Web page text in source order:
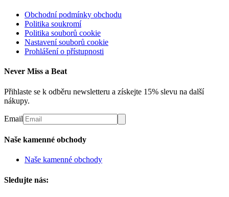
Obchodní podmínky obchodu
Politika soukromí
Politika souborů cookie
Nastavení souborů cookie
Prohlášení o přístupnosti
Never Miss a Beat
Přihlaste se k odběru newsletteru a získejte 15% slevu na další
nákupy.
Email
Naše kamenné obchody
Naše kamenné obchody
Sledujte nás: